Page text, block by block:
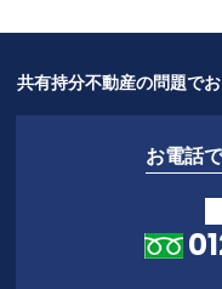
共有持分不動産の問題で
お電話